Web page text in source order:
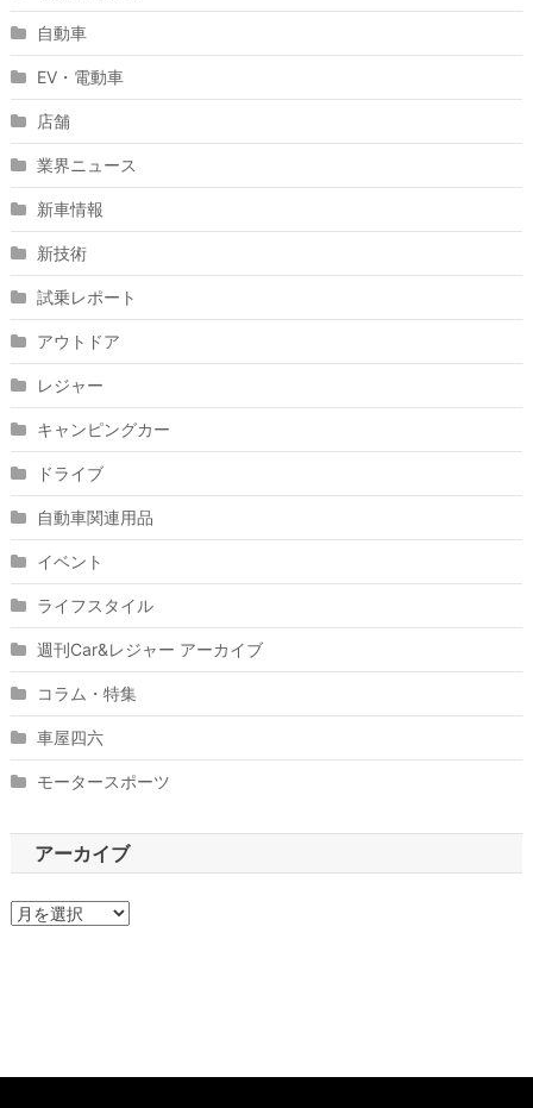
自動車
EV・電動車
店舗
業界ニュース
新車情報
新技術
試乗レポート
アウトドア
レジャー
キャンピングカー
ドライブ
自動車関連用品
イベント
ライフスタイル
週刊Car&レジャー アーカイブ
コラム・特集
車屋四六
モータースポーツ
アーカイブ
ア